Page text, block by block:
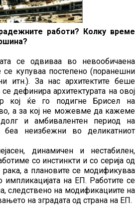
работи? Колку време
се одвиваа во невообичаена
се купуваа постепено (поранешни
итн.). За нас архитектите беше
дефинира архитектурата на овој
кој ќе го подигне Брисел на
а за кој не можевме да кажеме
и амбивалентен период на
беа неизбежни во деликатниот
динамичен и нестабилен,
со инстинкти и со серија од
рака, а плановите се модификуваа
импликацијата на ЕП. Работите се
следствено на модификациите на
на зградата од страна на ЕП.